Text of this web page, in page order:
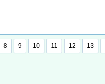
8 9 10 11 12 13